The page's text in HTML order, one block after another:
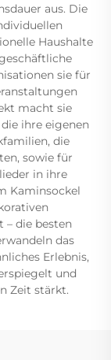
aus. Die
Haushalte
sie für
macht sie
ihre eigenen
die
sowie für
in ihre
Kaminsockel
– die besten
das
Erlebnis,
und
Zeit stärkt.